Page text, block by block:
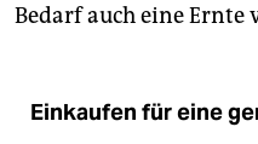
Bedarf auch eine Ernte
Einkaufen für eine